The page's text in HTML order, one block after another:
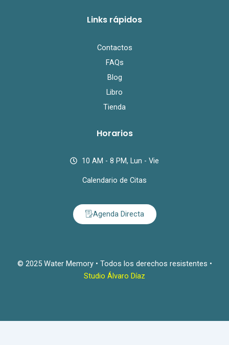
Links rápidos
Contactos
FAQs
Blog
Libro
Tienda
Horarios
10 AM - 8 PM, Lun - Vie
Calendario de Citas
Agenda Directa
© 2025 Water Memory • Todos los derechos resistentes •
Studio Álvaro Díaz